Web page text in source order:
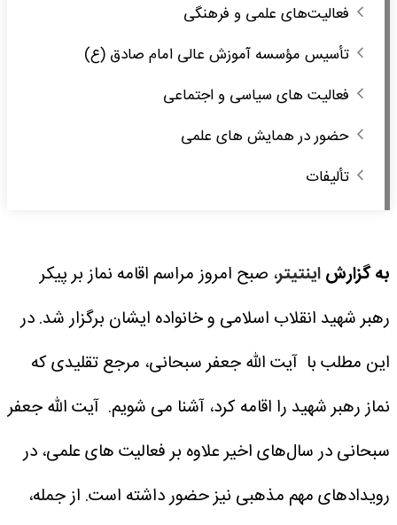
فعالیت‌های علمی و فرهنگی
تأسیس مؤسسه آموزش عالی امام صادق (ع)
فعالیت های سیاسی و اجتماعی
حضور در همایش های علمی
تألیفات
به گزارشاینتیتر، صبح امروز مراسم اقامه نماز بر پیکر
رهبر شهید انقلاب اسلامی و خانواده ایشان برگزار شد. در
این مطلب با آیت الله جعفر سبحانی، مرجع تقلیدی که
نماز رهبر شهید را اقامه کرد، آشنا می شویم. آیت الله جعفر
سبحانی در سال‌های اخیر علاوه بر فعالیت های علمی، در
رویدادهای مهم مذهبی نیز حضور داشته است. از جمله،